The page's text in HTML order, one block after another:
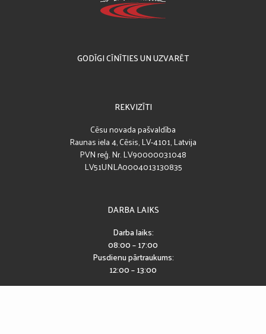
GODĪGI CĪNĪTIES UN UZVARĒT
REKVIZĪTI
Cēsu novada pašvaldība
Raunas iela 4, Cēsis, LV-4101, Latvija
PVN reģ. Nr. LV90000031048
LV51UNLA0004013130835
DARBA LAIKS
Darba laiks:
08:00 – 17:00
Pusdienu pārtraukums:
12:00 – 13:00